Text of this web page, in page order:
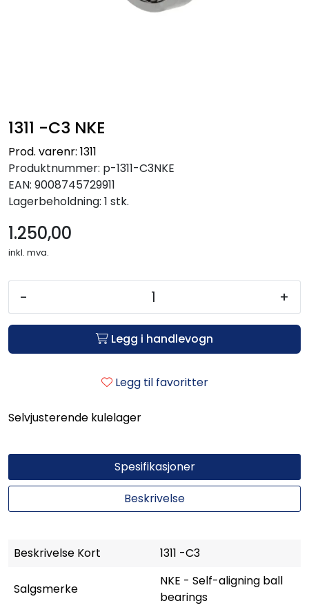
1311 -C3 NKE
Prod. varenr: 1311
Produktnummer: p-1311-C3NKE
EAN: 9008745729911
Lagerbeholdning: 1 stk.
1.250,00
inkl. mva.
- +
Legg i handlevogn
Legg til favoritter
Selvjusterende kulelager
Spesifikasjoner
Beskrivelse
Beskrivelse Kort 1311 -C3
Salgsmerke
NKE - Self-aligning ball
bearings